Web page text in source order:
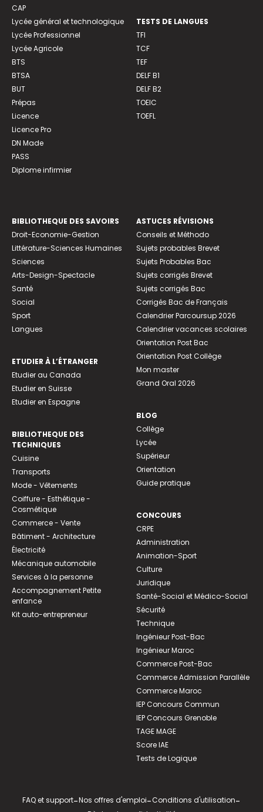
CAP
Lycée général et technologique
Lycée Professionnel
Lycée Agricole
BTS
BTSA
BUT
Prépas
Licence
Licence Pro
DN Made
PASS
Diplome infirmier
TESTS DE LANGUES
TFI
TCF
TEF
DELF B1
DELF B2
TOEIC
TOEFL
BIBLIOTHEQUE DES SAVOIRS
Droit-Economie-Gestion
Littérature-Sciences Humaines
Sciences
Arts-Design-Spectacle
Santé
Social
Sport
Langues
ETUDIER À L’ÉTRANGER
Etudier au Canada
Etudier en Suisse
Etudier en Espagne
BIBLIOTHEQUE DES
TECHNIQUES
Cuisine
Transports
Mode - Vêtements
Coiffure - Esthétique -
Cosmétique
Commerce - Vente
Bâtiment - Architecture
Électricité
Mécanique automobile
Services à la personne
Accompagnement Petite
enfance
Kit auto-entrepreneur
ASTUCES RÉVISIONS
Conseils et Méthodo
Sujets probables Brevet
Sujets Probables Bac
Sujets corrigés Brevet
Sujets corrigés Bac
Corrigés Bac de Français
Calendrier Parcoursup 2026
Calendrier vacances scolaires
Orientation Post Bac
Orientation Post Collège
Mon master
Grand Oral 2026
BLOG
Collège
Lycée
Supérieur
Orientation
Guide pratique
CONCOURS
CRPE
Administration
Animation-Sport
Culture
Juridique
Santé-Social et Médico-Social
Sécurité
Technique
Ingénieur Post-Bac
Ingénieur Maroc
Commerce Post-Bac
Commerce Admission Parallèle
Commerce Maroc
IEP Concours Commun
IEP Concours Grenoble
TAGE MAGE
Score IAE
Tests de Logique
FAQ et support-Nos offres d'emploi-Conditions d'utilisation-